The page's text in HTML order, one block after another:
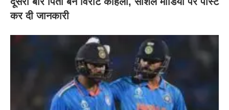
कर दी‌ जानकारी